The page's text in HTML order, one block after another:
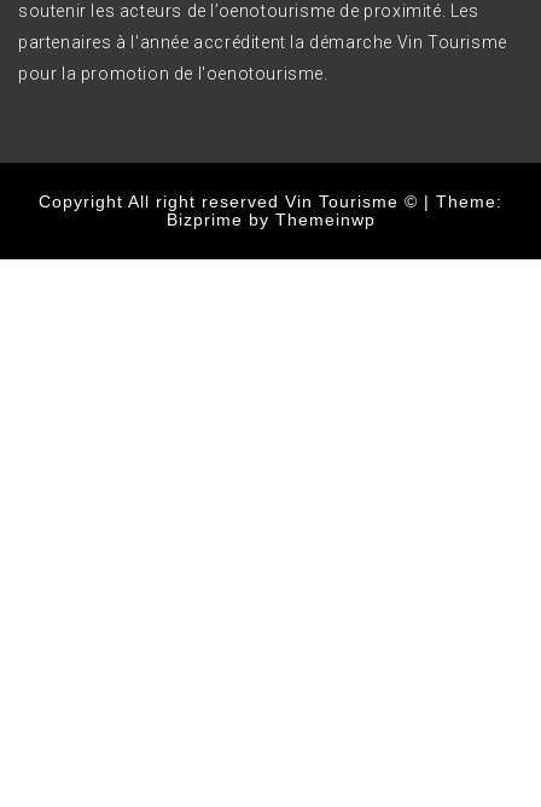
soutenir les acteurs de l’oenotourisme de proximité. Les
partenaires à l'année accréditent la démarche Vin Tourisme
pour la promotion de l'oenotourisme.
Copyright All right reserved Vin Tourisme © | Theme:
Bizprime by Themeinwp